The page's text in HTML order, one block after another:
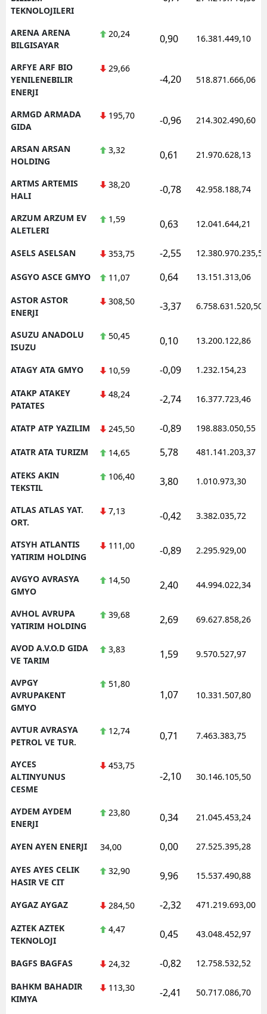
TEKNOLOJILERI
ARENA ARENA
BILGISAYAR
20,24 0,90 16.381.449,10
ARFYE ARF BIO
YENILENEBILIR
ENERJI
29,66
-4,20 518.871.666,06
ARMGD ARMADA
GIDA
195,70 -0,96 214.302.490,60
ARSAN ARSAN
HOLDING
3,32 0,61 21.970.628,13
ARTMS ARTEMIS
HALI
38,20 -0,78 42.958.188,74
ARZUM ARZUM EV
ALETLERI
1,59 0,63 12.041.644,21
ASELS ASELSAN 353,75 -2,55 12.380.970.235,50
ASGYO ASCE GMYO 11,07 0,64 13.151.313,06
ASTOR ASTOR
ENERJI
308,50 -3,37 6.758.631.520,50
ASUZU ANADOLU
ISUZU
50,45 0,10 13.200.122,86
ATAGY ATA GMYO 10,59 -0,09 1.232.154,23
ATAKP ATAKEY
PATATES
48,24 -2,74 16.377.723,46
ATATP ATP YAZILIM 245,50 -0,89 198.883.050,55
ATATR ATA TURIZM 14,65 5,78 481.141.203,37
ATEKS AKIN
TEKSTIL
106,40 3,80 1.010.973,30
ATLAS ATLAS YAT.
ORT.
7,13 -0,42 3.382.035,72
ATSYH ATLANTIS
YATIRIM HOLDING
111,00 -0,89 2.295.929,00
AVGYO AVRASYA
GMYO
14,50 2,40 44.994.022,34
AVHOL AVRUPA
YATIRIM HOLDING
39,68 2,69 69.627.858,26
AVOD A.V.O.D GIDA
VE TARIM
3,83 1,59 9.570.527,97
AVPGY
AVRUPAKENT
GMYO
51,80
1,07 10.331.507,80
AVTUR AVRASYA
PETROL VE TUR.
12,74 0,71 7.463.383,75
AYCES
ALTINYUNUS
CESME
453,75
-2,10 30.146.105,50
AYDEM AYDEM
ENERJI
23,80 0,34 21.045.453,24
AYEN AYEN ENERJI 34,00 0,00 27.525.395,28
AYES AYES CELIK
HASIR VE CIT
32,90 9,96 15.537.490,88
AYGAZ AYGAZ 284,50 -2,32 471.219.693,00
AZTEK AZTEK
TEKNOLOJI
4,47 0,45 43.048.452,97
BAGFS BAGFAS 24,32 -0,82 12.758.532,52
BAHKM BAHADIR
KIMYA
113,30 -2,41 50.717.086,70